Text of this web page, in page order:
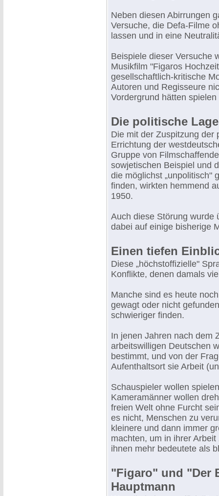
Neben diesen Abirrungen
Versuche, die Defa-Filme
lassen und in eine
Beispiele dieser Versuche
Musikfilm "Figaros
gesellschaftlich-kritische
Autoren und Regisseure
Vordergrund hätten spielen
Die politische
Die mit der Zuspitzung der
Errichtung der
Gruppe von
sowjetischen Beispiel und
die möglichst „unpolitisch"
finden, wirkten hemmend
1950.
Auch diese Störung wurde
dabei auf einige bisherige
Einen tiefen
Diese „höchstoffizielle"
Konflikte, denen damals
Manche sind es heute
gewagt oder nicht
schwieriger finden.
In jenen Jahren nach dem
arbeitswilligen Deutschen
bestimmt, und von der
Aufenthaltsort sie Arbeit
Schauspieler wollen
Kameramänner wollen
freien Welt ohne Furcht
es nicht, Menschen zu
kleinere und dann immer
machten, um in ihrer
ihnen mehr bedeutete als
"Figaro" und "Der
Hauptmann